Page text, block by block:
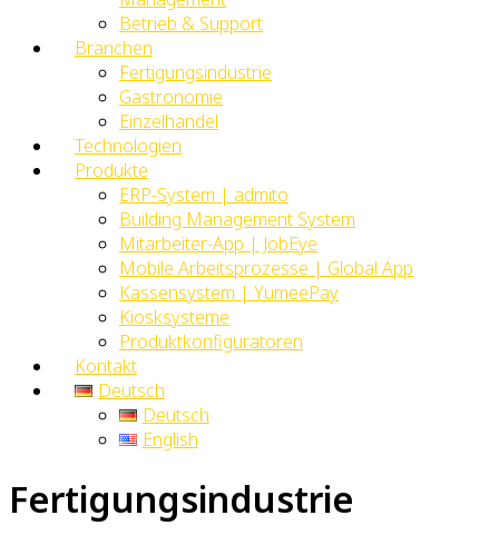
Betrieb & Support
Branchen
Fertigungsindustrie
Gastronomie
Einzelhandel
Technologien
Produkte
ERP-System | admito
Building Management System
Mitarbeiter-App | JobEye
Mobile Arbeitsprozesse | Global App
Kassensystem | YumeePay
Kiosksysteme
Produktkonfiguratoren
Kontakt
Deutsch
Deutsch
English
Fertigungsindustrie